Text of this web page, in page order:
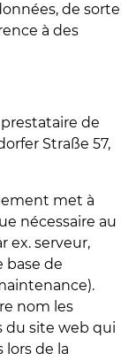
de sorte
à des
de
Straße 57,
met à
nécessaire au
ex. serveur,
base de
nom les
du site web qui
de la